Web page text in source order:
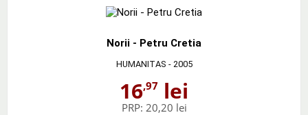
Norii - Petru Cretia
HUMANITAS - 2005
16,97 lei
PRP: 20,20 lei